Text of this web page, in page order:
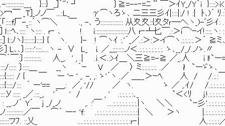
}:::} _]´"' ┘ ｝≧=--‐=ﾆ ¨ ￣＞ｲY_/Y｀i
_T]_ノノ￣ ...:L_ γ⌒ヽろゝ､ 二三三彡ｲ|::::|:/ ! :| ﾄ､)´ ﾘ
-_::｀ヽ⌒＼ ￣ ., -､ う::::::::::::::: 从夊夊::{夊タｒ―へ.ヽ_)-ﾞ彡ｲ:
ﾍ､::::｀ヽ:::: . r‐ ､ ! i::::::::::::::::::::::八 r‐┴匕￣.:＞i⌒'ｰイ!::::.ヽ:
}:::::::}::::} { ヽ. }- ! ⌒ヽｲ :.'´_／.:＞:＞イ⌒ヽ.:.:.:.:.＞´ ≧ミ
ヽ - ∨ L_ i. ／,,;;;:::::ノ＜.:.:.:.:.:.:.:.:. ゝ､__/_/
人_,. ' , .| .ｉ.＜.:>ｲ＿＼三≧=-≧ ／_.人 i l!`ー
＿ __ヽ ｀ｰ V ／ 〉 ミ:.:.:.:.:. .／ i! `ーゞゝ､ .:.._＿
ー 'ｰ ' ,. -, ,: ゝ'´ヽ .／ ＿__＞ｰﾍ. 人 / /.:.:￣
ー'== ＿,: ／, '// ／ ヽ. ゝ ／ ,.ｲ/ /
'´ ' / , ' .:.:.:.:.:､_ `＜<ﾘ
,. :'￣ ....:.:.:.:.:.:.:.:.|ヽ ＼＼ `ｰ彡
ー‐ 'f: .:.:.:.:.:.:.:.:.:.:.:.:.:.:| ＼ ＞ヽ
フﾌ. ::乂_ ....:.:.:.:.:.:.:.:.:.:.:.:.:.:.:.:r‐| 人.:.:.:.: